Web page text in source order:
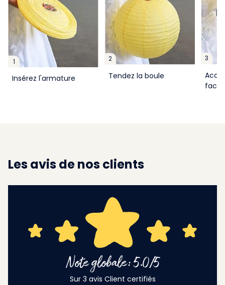
1
Insérez l'armature
2
Tendez la boule
3
Les avis de nos clients
Note globale: 5.0/5
Sur 3 avis Client certifiés